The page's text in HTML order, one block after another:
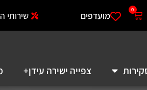
0
מועדפים שירותי
צפייה ישירה עידן+